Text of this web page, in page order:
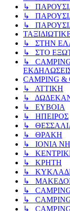
↳
↳
↳
↳ ΣΤΗΝ
↳ ΣΤΟ
↳
CAMPING
↳ ΑΤΤΙΚΗ
↳
↳ ΕΥΒΟΙΑ
↳ ΗΠΕΙΡΟΣ
↳
↳ ΘΡΑΚΗ
↳ ΙΟΝΙΑ
↳
↳ ΚΡΗΤΗ
↳
↳
↳
↳
↳